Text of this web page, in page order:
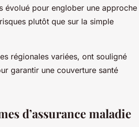
évolué pour englober une approche
plutôt que sur la simple
régionales variées, ont souligné
garantir une couverture santé
d’assurance maladie